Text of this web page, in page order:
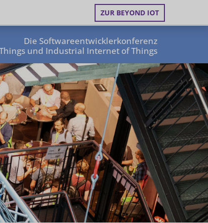
ZUR BEYOND IOT
Die Softwareentwicklerkonferenz
und Industrial Internet of Things